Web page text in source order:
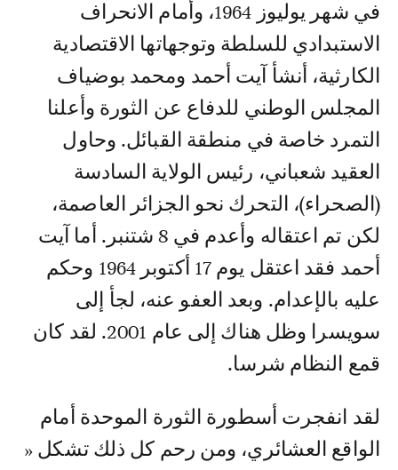
في شهر يوليوز 1964، وأمام الانحراف
الاستبدادي للسلطة وتوجهاتها الاقتصادية
الكارثية، أنشأ آيت أحمد ومحمد بوضياف
المجلس الوطني للدفاع عن الثورة وأعلنا
التمرد خاصة في منطقة القبائل. وحاول
العقيد شعباني، رئيس الولاية السادسة
(الصحراء)، التحرك نحو الجزائر العاصمة،
لكن تم اعتقاله وأعدم في 8 شتنبر. أما آيت
أحمد فقد اعتقل يوم 17 أكتوبر 1964 وحكم
عليه بالإعدام. وبعد العفو عنه، لجأ إلى
سويسرا وظل هناك إلى عام 2001. لقد كان
قمع النظام شرسا.
لقد انفجرت أسطورة الثورة الموحدة أمام
الواقع العشائري، ومن رحم كل ذلك تشكل «